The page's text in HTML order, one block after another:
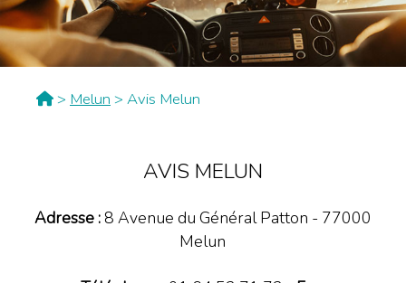
> Melun > Avis Melun
AVIS MELUN
Adresse :8 Avenue du Général Patton - 77000
Melun